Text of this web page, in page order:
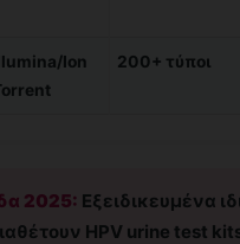
Ion
200+ τύποι
2025: Εξειδικευμένα
HPV urine test